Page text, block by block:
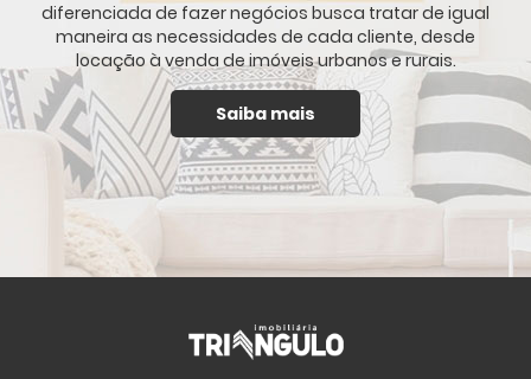
diferenciada de fazer negócios busca tratar de igual
maneira as necessidades de cada cliente, desde
locação à venda de imóveis urbanos e rurais.
Saiba mais